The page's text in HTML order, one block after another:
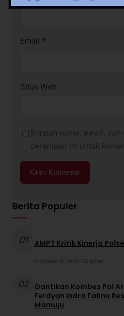
Email *
Situs Web
Simpan nama, email,
peramban ini untuk
Berita Populer
01 AMPT Kritik Kinerja
Oktober 10, 2024 195 Dilihat
02 Gantikan Kombes Pol
Ferdyan Indra Fahmi
Mamuju